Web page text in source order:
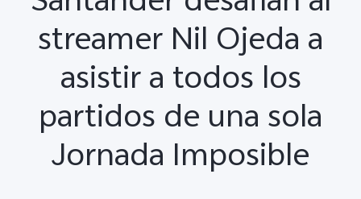
streamer Nil Ojeda a
asistir a todos los
partidos de una sola
Jornada Imposible